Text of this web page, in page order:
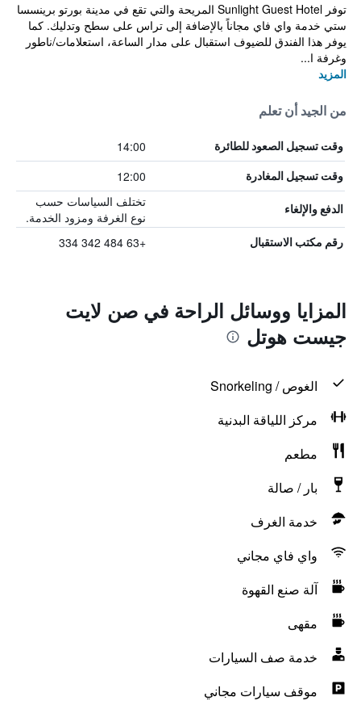
توفر Sunlight Guest Hotel المريحة والتي تقع في مدينة بورتو برينسسا
ستي خدمة واي فاي مجاناً بالإضافة إلى تراس على سطح وتدليك. كما
يوفر هذا الفندق للضيوف استقبال على مدار الساعة، استعلامات/ناطور
وغرفة ا...
المزيد
من الجيد أن تعلم
وقت تسجيل الصعود للطائرة 14:00
وقت تسجيل المغادرة 12:00
الدفع والإلغاء
تختلف السياسات حسب
نوع الغرفة ومزود الخدمة.
رقم مكتب الاستقبال +63 484 342 334
المزايا ووسائل الراحة في صن لايت
جيست هوتل
الغوص / Snorkeling
مركز اللياقة البدنية
مطعم
بار / صالة
خدمة الغرف
واي فاي مجاني
آلة صنع القهوة
مقهى
خدمة صف السيارات
موقف سيارات مجاني